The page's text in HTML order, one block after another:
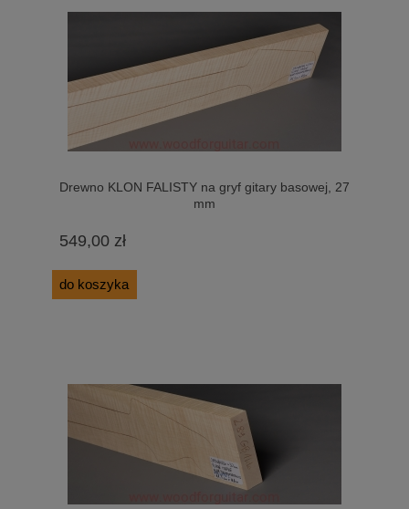
Drewno KLON FALISTY na gryf gitary basowej, 27
mm
549,00 zł
do koszyka